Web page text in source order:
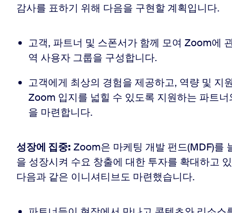
감사를 표하기 위해 다음을 구현할 계획입니다.
고객, 파트너 및 스폰서가 함께 모여 Zoom에
역 사용자 그룹을 구성합니다.
고객에게 최상의 경험을 제공하고, 역량 및 지
Zoom 입지를 넓힐 수 있도록 지원하는 파트
을 마련합니다.
성장에 집중: Zoom은 마케팅 개발 펀드(MDF)를
을 성장시켜 수요 창출에 대한 투자를 확대하고
다음과 같은 이니셔티브도 마련했습니다.